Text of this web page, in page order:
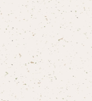
AC PRO
ユニオン定規 / 美術定規/スーパ
202型
ホルダー
バンコ ガイドライン定規